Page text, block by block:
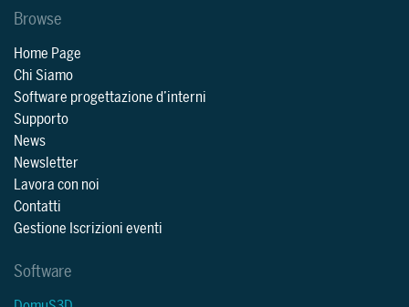
Browse
Home Page
Chi Siamo
Software progettazione d’interni
Supporto
News
Newsletter
Lavora con noi
Contatti
Gestione Iscrizioni eventi
Software